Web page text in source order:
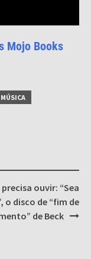
Mojo Books
MÚSICA
precisa ouvir: “Sea
o disco de “fim de
de Beck